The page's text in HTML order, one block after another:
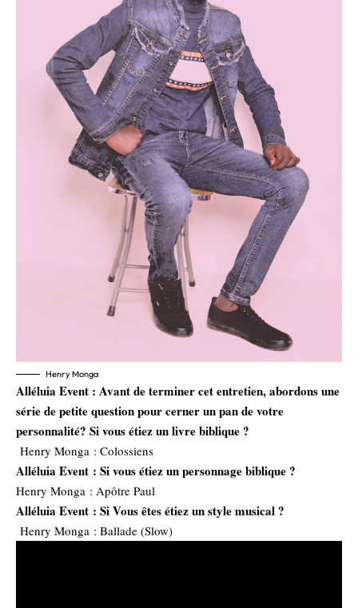
Henry Monga
Alléluia Event : Avant de terminer cet entretien, abordons une
série de petite question pour cerner un pan de votre
personnalité? Si vous étiez un livre biblique ?
Henry Monga : Colossiens
Alléluia Event : Si vous étiez un personnage biblique ?
Henry Monga : Apôtre Paul
Alléluia Event : Si Vous êtes étiez un style musical ?
Henry Monga : Ballade (Slow)